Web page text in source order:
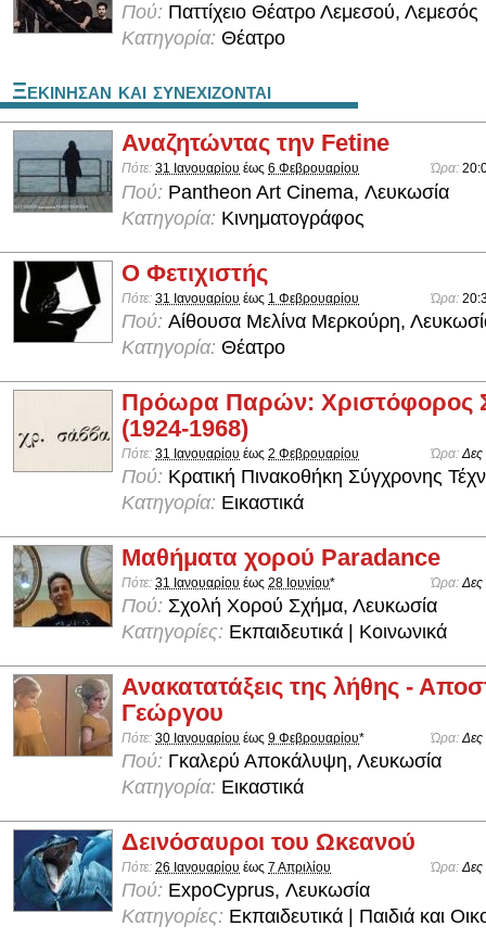
Πού: Παττίχειο Θέατρο Λεμεσού, Λεμεσός
Κατηγορία: Θέατρο
Ξεκινησαν και συνεχιζονται
Αναζητώντας την Fetine
Πότε: 31 Ιανουαρίου έως 6 Φεβρουαρίου Ώρα:
Πού: Pantheon Art Cinema, Λευκωσία
Κατηγορία: Κινηματογράφος
Ο Φετιχιστής
Πότε: 31 Ιανουαρίου έως 1 Φεβρουαρίου Ώρα:
Πού: Aίθουσα Μελίνα Μερκούρη,
Κατηγορία: Θέατρο
Πρόωρα Παρών: Χριστόφορος
(1924-1968)
Πότε: 31 Ιανουαρίου έως 2 Φεβρουαρίου Ώρα: Δες
Πού: Κρατική Πινακοθήκη Σύγχρονης
Κατηγορία: Εικαστικά
Μαθήματα χορού Paradance
Πότε: 31 Ιανουαρίου έως 28 Ιουνίου* Ώρα: Δες
Πού: Σχολή Χορού Σχήμα, Λευκωσία
Κατηγορίες: Εκπαιδευτικά | Κοινωνικά
Ανακατατάξεις της λήθης -
Γεώργου
Πότε: 30 Ιανουαρίου έως 9 Φεβρουαρίου* Ώρα:Δες
Πού: Γκαλερύ Αποκάλυψη, Λευκωσία
Κατηγορία: Εικαστικά
Δεινόσαυροι του Ωκεανού
Πότε: 26 Ιανουαρίου έως 7 Απριλίου Ώρα:Δες
Πού: ExpoCyprus, Λευκωσία
Κατηγορίες: Εκπαιδευτικά | Παιδιά και